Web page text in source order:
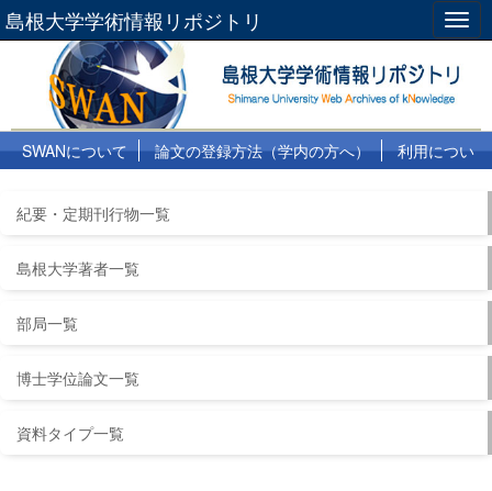
島根大学学術情報リポジトリ
SWANについて 論文の登録方法（学内の方へ）
利用につい
紀要・定期刊行物一覧
島根大学著者一覧
部局一覧
博士学位論文一覧
資料タイプ一覧